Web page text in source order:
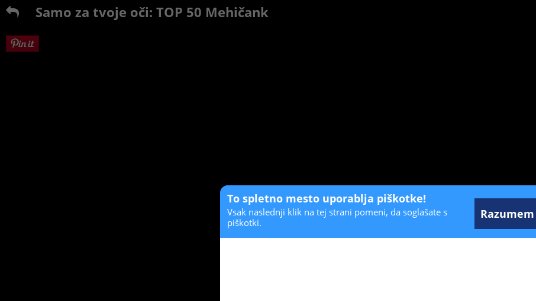
Samo za tvoje oči: TOP 50 Mehičank
To spletno mesto uporablja piškotke!
Razumem
Vsak naslednji klik na tej strani pomeni, da soglašate s
piškotki.